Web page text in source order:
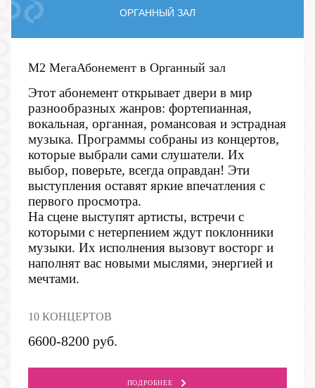
ОРГАННЫЙ ЗАЛ
М2 МегаАбонемент в Органный зал
Этот абонемент открывает двери в мир
разнообразных жанров: фортепианная,
вокальная, органная, романсовая и эстрадная
музыка. Программы собраны из концертов,
которые выбрали сами слушатели. Их
выбор, поверьте, всегда оправдан! Эти
выступления оставят яркие впечатления с
первого просмотра.
На сцене выступят артисты, встречи с
которыми с нетерпением ждут поклонники
музыки. Их исполнения вызовут восторг и
наполнят вас новыми мыслями, энергией и
мечтами.
10 КОНЦЕРТОВ
6600-8200 руб.
ПОДРОБНЕЕ